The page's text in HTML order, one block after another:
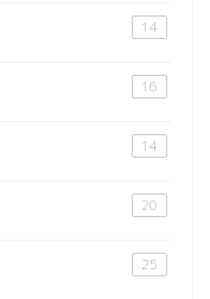
14
16
14
20
25